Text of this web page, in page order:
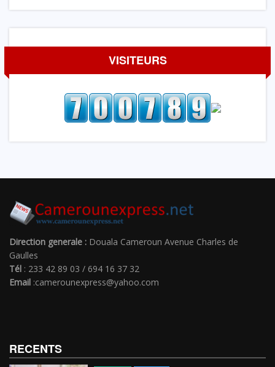
VISITEURS
Direction generale : Douala Cameroun Avenue Charles de
Gaulles
Tél : 233 42 89 03 / 694 16 37 32
Email :camerounexpress@yahoo.com
RECENTS